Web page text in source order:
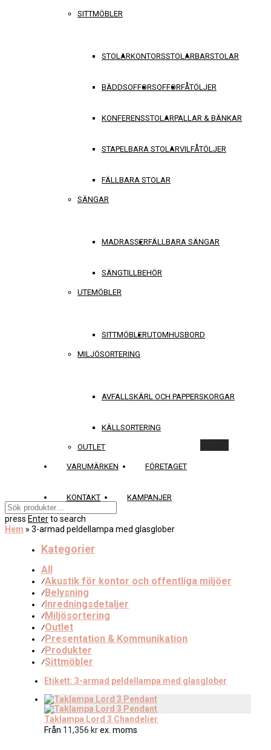
SITTMÖBLER
STOLARKONTORSSTOLARBARSTOLAR
BÄDDSOFFORSOFFORFÅTÖLJER
KONFERENSSTOLARPALLAR & BÄNKAR
STAPELBARA STOLARVILFÅTÖLJER
FÄLLBARA STOLAR
SÄNGAR
MADRASSERFÄLLBARA SÄNGAR
SÄNGTILLBEHÖR
UTEMÖBLER
SITTMÖBLERUTOMHUSBORD
MILJÖSORTERING
AVFALLSKÄRL OCH PAPPERSKORGAR
KÄLLSORTERING
OUTLET
VARUMÄRKEN FÖRETAGET
KONTAKT KAMPANJER
press Enterto search
Hem » 3-armad peldellampa med glasglober
Kategorier
All
⁄Akustik för kontor och offentliga miljöer
⁄Belysning
⁄Inredningsdetaljer
⁄Miljösortering
⁄Outlet
⁄Presentation & Kommunikation
⁄Produkter
⁄Sittmöbler
Etikett: 3-armad peldellampa med glasglober
Taklampa Lord 3 Chandelier
Från 11,356 krex. moms